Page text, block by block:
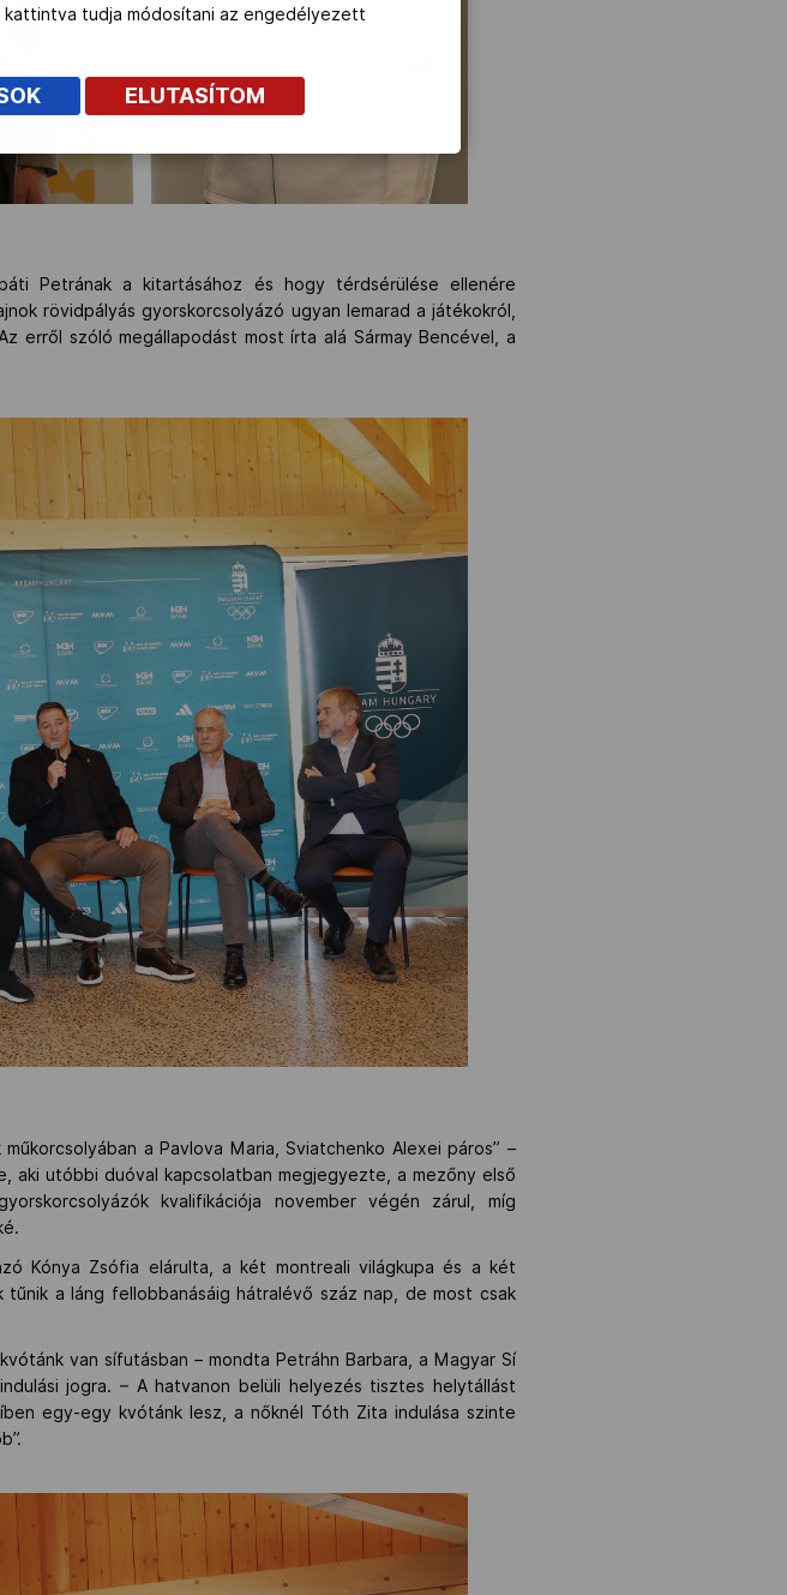
Petrának a kitartásához és hogy térdsérülése ellenére
rövidpályás gyorskorcsolyázó ugyan lemarad a játékokról,
erről szóló megállapodást most írta alá Sármay Bencével, a
a Pavlova Maria, Sviatchenko Alexei páros” –
aki utóbbi duóval kapcsolatban megjegyezte, a mezőny első
kvalifikációja november végén zárul, míg
Kónya Zsófia elárulta, a két montreali világkupa és a két
a láng fellobbanásáig hátralévő száz nap, de most csak
van sífutásban – mondta Petráhn Barbara, a Magyar Sí
jogra. – A hatvanon belüli helyezés tisztes helytállást
egy-egy kvótánk lesz, a nőknél Tóth Zita indulása szinte
kattintva tudja módosítani az engedélyezett
ELUTASÍTOM